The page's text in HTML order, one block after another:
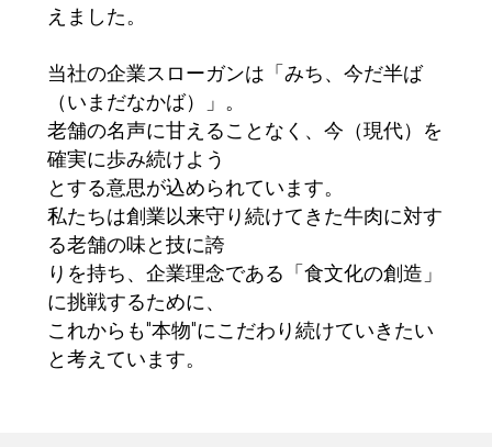
えました。
当社の企業スローガンは「みち、今だ半ば
（いまだなかば）」。
老舗の名声に甘えることなく、今（現代）を
確実に歩み続けよう
とする意思が込められています。
私たちは創業以来守り続けてきた牛肉に対す
る老舗の味と技に誇
りを持ち、企業理念である「食文化の創造」
に挑戦するために、
これからも"本物"にこだわり続けていきたい
と考えています。